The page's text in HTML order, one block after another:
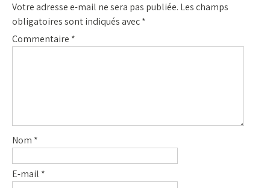
Votre adresse e-mail ne sera pas publiée. Les champs
obligatoires sont indiqués avec*
Commentaire *
Nom *
E-mail *